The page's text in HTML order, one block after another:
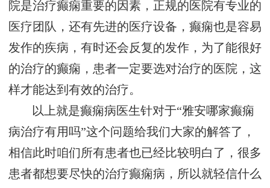
院是治疗癫痫重要的因素，正规的医院有专业的
医疗团队，还有先进的医疗设备，癫痫也是容易
发作的疾病，有时还会反复的发作，为了能很好
的治疗的癫痫，患者一定要选对治疗的医院，这
样才能达到有效的治疗。
以上就是癫痫病医生针对于“雅安哪家癫痫
病治疗有用吗”这个问题给我们大家的解答了，
相信此时咱们所有患者也已经比较明白了，很多
患者都想要尽快的治疗癫痫病，所以就轻信什么